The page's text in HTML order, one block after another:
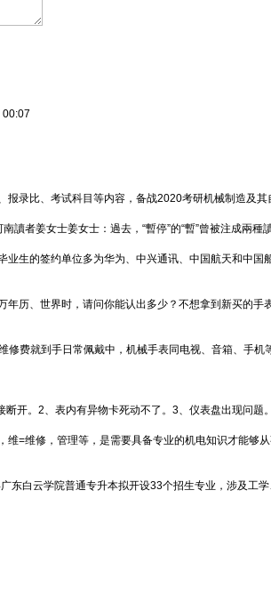
录比、考试科目等内容，备战2020考研机械制造及其
讀者姜女士姜女士：過去，“暫停”的“暫”曾被注成兩種
生的签约单位多为华为、中兴通讯、中国航天和中国
历、世界时，请问你能认出多少？不想拿到新买的手
费就到手日常佩戴中，机械手表同电视、音箱、手机
开。2、表内有异物卡死动不了。3、仪表盘出现问题
=维修，管理等，是需要具备专业的机电知识才能够
白云学院普通专升本拟开设33个招生专业，涉及工学